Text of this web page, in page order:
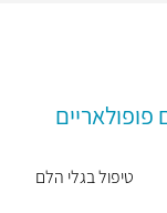
פופולאריים
טיפול בגלי הלם